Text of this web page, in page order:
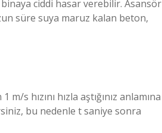
ciddi hasar verebilir. Asansör
süre suya maruz kalan beton,
s hızını hızla aştığınız anlamına
bu nedenle t saniye sonra